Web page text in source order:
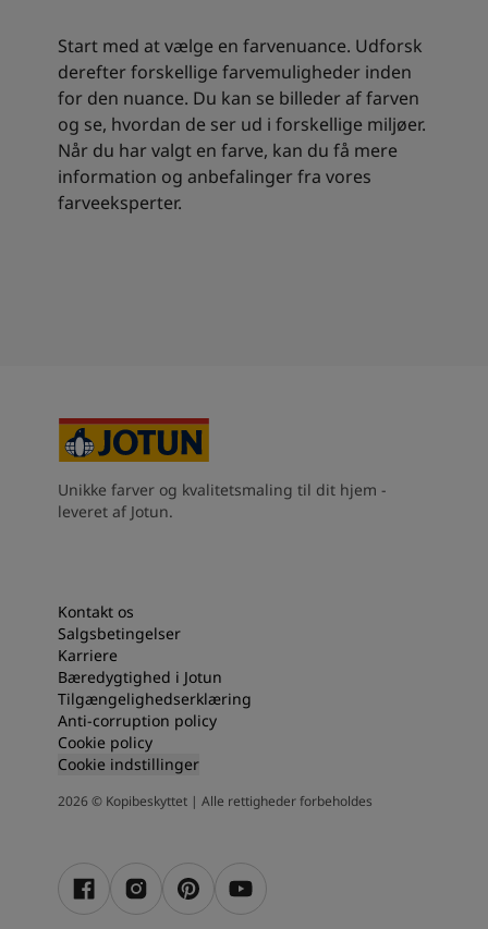
Start med at vælge en farvenuance. Udforsk
derefter forskellige farvemuligheder inden
for den nuance. Du kan se billeder af farven
og se, hvordan de ser ud i forskellige miljøer.
Når du har valgt en farve, kan du få mere
information og anbefalinger fra vores
farveeksperter.
Unikke farver og kvalitetsmaling til dit hjem -
leveret af Jotun.
Kontakt os
Salgsbetingelser
Karriere
Bæredygtighed i Jotun
Tilgængelighedserklæring
Anti-corruption policy
Cookie policy
Cookie indstillinger
2026© Kopibeskyttet | Alle rettigheder forbeholdes